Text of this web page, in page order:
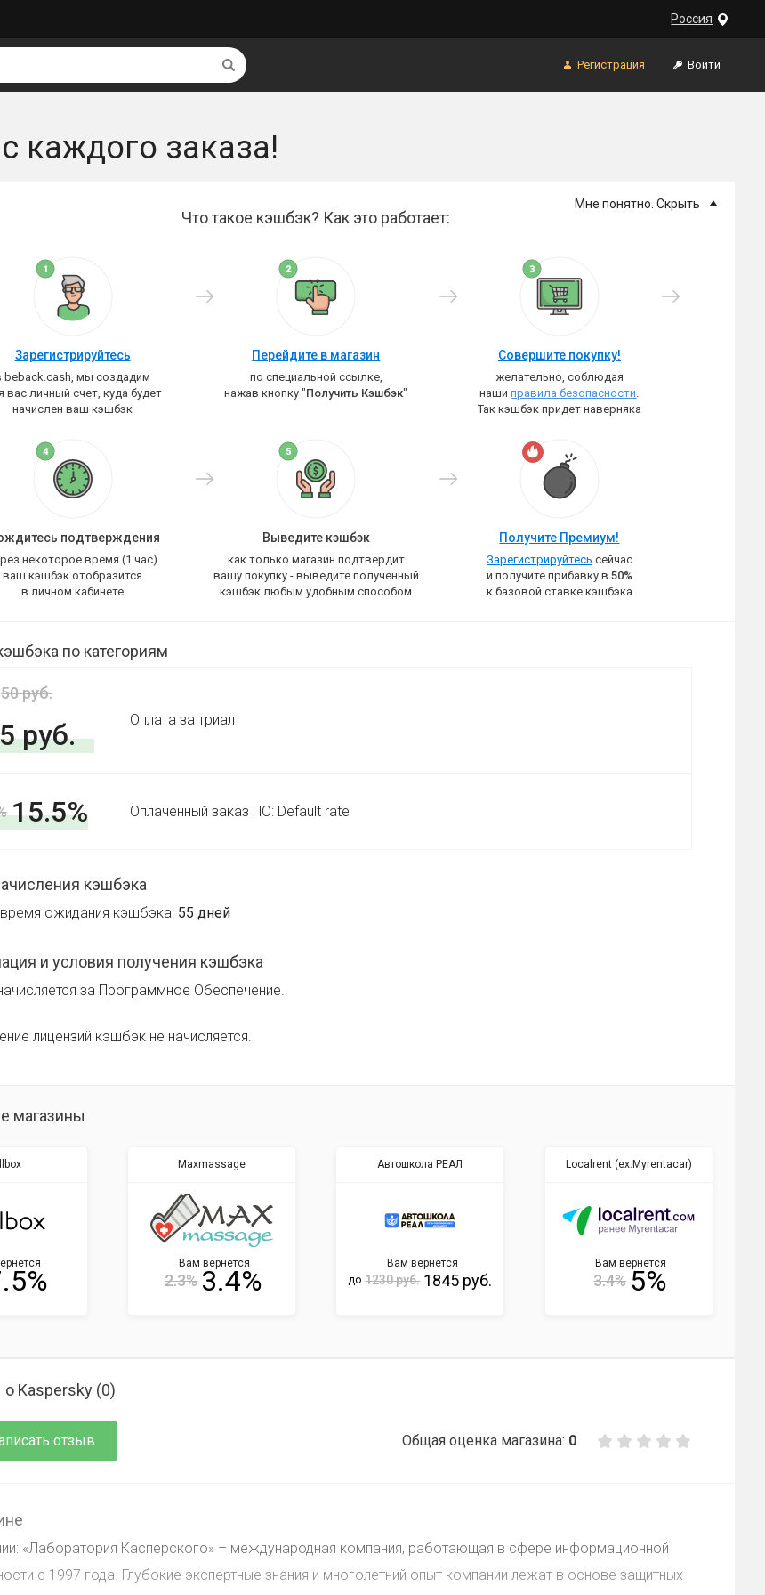
Россия
Найти
Регистрация Войти
каждого заказа!
Мне понятно. Скрыть
Что такое кэшбэк? Как это работает:
Зарегистрируйтесь
beback.cash, мы создадим
вас личный счет, куда будет
начислен ваш кэшбэк
Перейдите в магазин
по специальной ссылке,
нажав кнопку "Получить Кэшбэк"
Совершите покупку!
желательно, соблюдая
нашиправила безопасности.
Так кэшбэк придет наверняка
подтверждения
некоторое время (1 час)
ваш кэшбэк отобразится
в личном кабинете
Выведите кэшбэк
как только магазин подтвердит
вашу покупку - выведите полученный
кэшбэк любым удобным способом
Получите Премиум!
Зарегистрируйтесь сейчас
и получите прибавку в 50%
к базовой ставке кэшбэка
по категориям
50 руб.
руб. Оплата за триал
15.5% Оплаченный заказ ПО: Default rate
кэшбэка
ожидания кэшбэка: 55 дней
и условия получения кэшбэка
за Программное Обеспечение.
лицензий кэшбэк не начисляется.
магазины
Maxmassage
Вам вернется
2.3% 3.4%
Автошкола РЕАЛ
Вам вернется
до 1230 руб. 1845 руб.
Localrent (ex.Myrentacar)
Вам вернется
3.4% 5%
Kaspersky (0)
отзыв Общая оценка магазина: 0
«Лаборатория Касперского» – международная компания, работающая в сфере информационной
с 1997 года. Глубокие экспертные знания и многолетний опыт компании лежат в основе защитных